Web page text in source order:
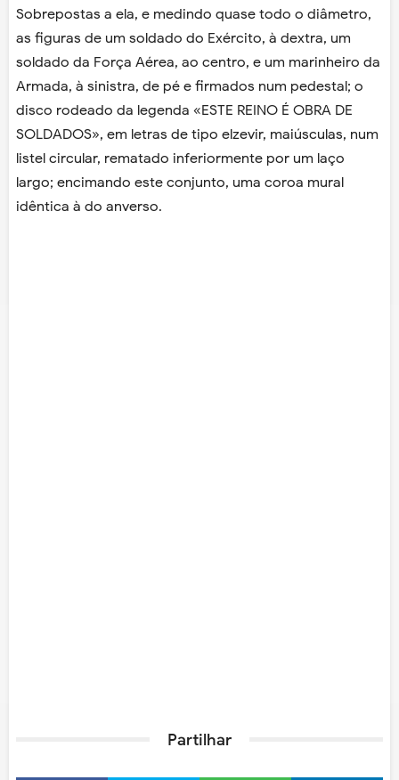
Sobrepostas a ela, e medindo quase todo o diâmetro,
as figuras de um soldado do Exército, à dextra, um
soldado da Força Aérea, ao centro, e um marinheiro da
Armada, à sinistra, de pé e firmados num pedestal; o
disco rodeado da legenda «ESTE REINO É OBRA DE
SOLDADOS», em letras de tipo elzevir, maiúsculas, num
listel circular, rematado inferiormente por um laço
largo; encimando este conjunto, uma coroa mural
idêntica à do anverso.
Partilhar